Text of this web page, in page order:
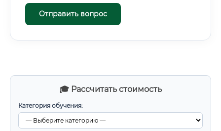
🎓 Рассчитать стоимость
Категория обучения:
Отправить вопрос